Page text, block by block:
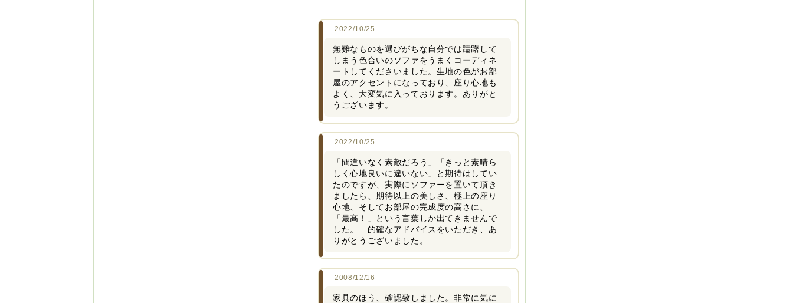
2022/10/25
無難なものを選びがちな自分では躊躇して
しまう色合いのソファをうまくコーディネ
ートしてくださいました。生地の色がお部
屋のアクセントになっており、座り心地も
よく、大変気に入っております。ありがと
うございます。
2022/10/25
「間違いなく素敵だろう」「きっと素晴ら
しく心地良いに違いない」と期待はしてい
たのですが、実際にソファーを置いて頂き
ましたら、期待以上の美しさ、極上の座り
心地、そしてお部屋の完成度の高さに、
「最高！」という言葉しか出てきませんで
した。 的確なアドバイスをいただき、あ
りがとうございました。
2008/12/16
家具のほう、確認致しました。非常に気に